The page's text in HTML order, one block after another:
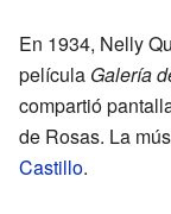
En 1934, Nelly
película Galería
compartió
de Rosas. La
Castillo.